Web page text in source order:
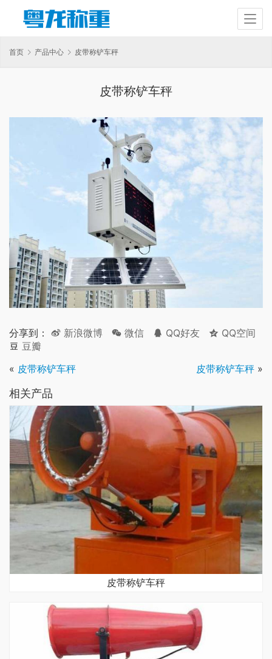
首页 产品中心 皮带称铲车秤
皮带称铲车秤
分享到： 新浪微博 微信 QQ好友
QQ空间
豆瓣
« 皮带称铲车秤 皮带称铲车秤 »
相关产品
皮带称铲车秤